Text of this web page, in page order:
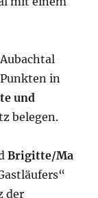
in
und
belegen.
Brigitte/Ma
der